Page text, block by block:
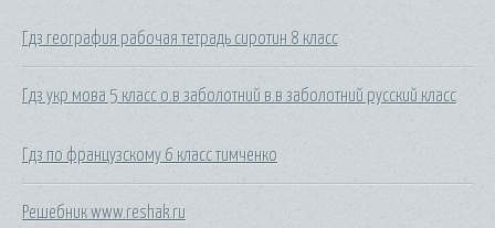
Гдз география рабочая тетрадь сиротин 8 класс
Гдз укр мова 5 класс о.в заболотний в.в заболотний русский класс
Гдз по французскому 6 класс тимченко
Решебник www.reshak.ru